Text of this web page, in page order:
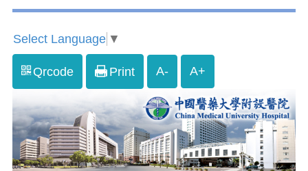
Select Language ▼
Qrcode Print A- A+